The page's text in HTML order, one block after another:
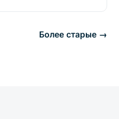
Более старые →